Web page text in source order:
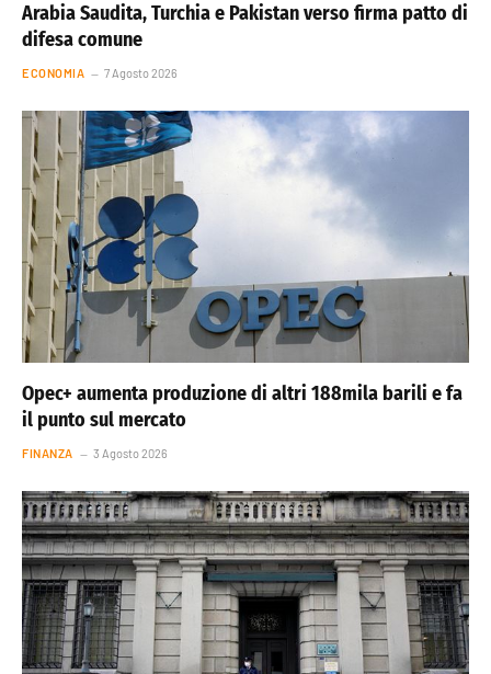
Arabia Saudita, Turchia e Pakistan verso firma patto di
difesa comune
ECONOMIA 7 Agosto 2026
Opec+ aumenta produzione di altri 188mila barili e fa
il punto sul mercato
FINANZA 3 Agosto 2026